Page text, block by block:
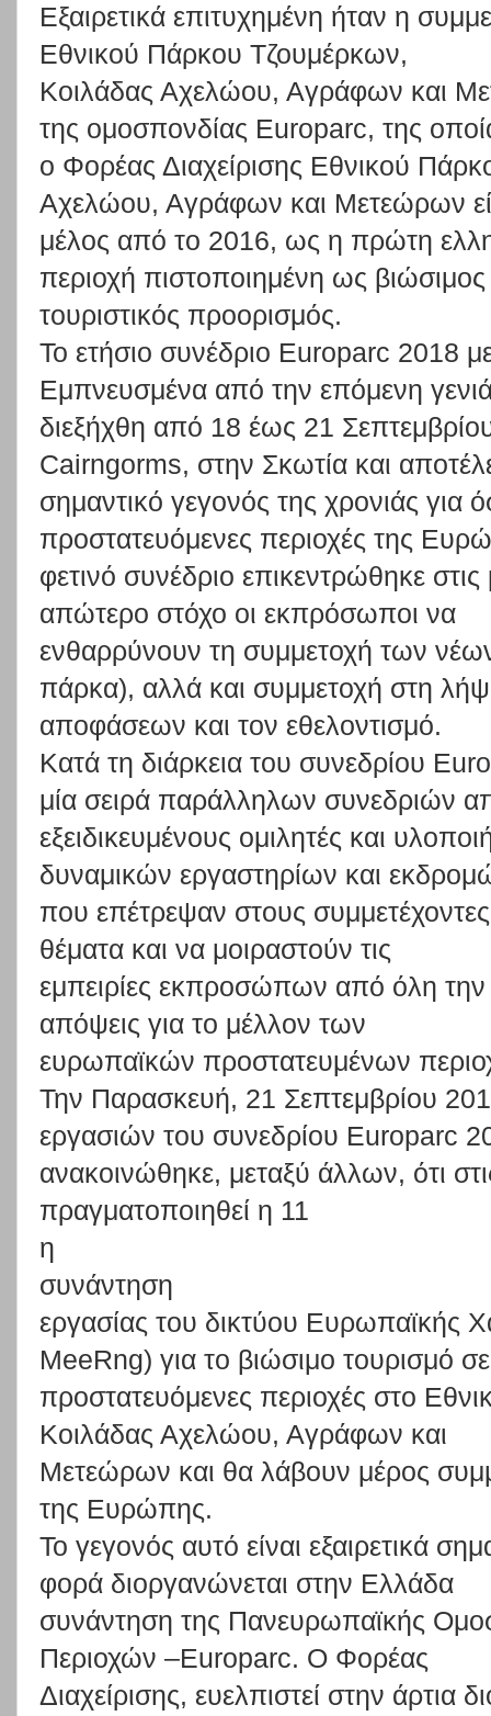
Εξαιρετικά επιτυχημένη ήταν η
Εθνικού Πάρκου Τζουμέρκων,
Κοιλάδας Αχελώου, Αγράφων και
της ομοσπονδίας Europarc, της
ο Φορέας Διαχείρισης Εθνικού
Αχελώου, Αγράφων και Μετεώρων
μέλος από το 2016, ως η πρώτη
περιοχή πιστοποιημένη ως βιώσιμος
τουριστικός προορισμός.
Το ετήσιο συνέδριο Europarc 2018
Εμπνευσμένα από την επόμενη
διεξήχθη από 18 έως 21
Cairngorms, στην Σκωτία και
σημαντικό γεγονός της χρονιάς για
προστατευόμενες περιοχές της
φετινό συνέδριο επικεντρώθηκε στις
απώτερο στόχο οι εκπρόσωποι να
ενθαρρύνουν τη συμμετοχή των
πάρκα), αλλά και συμμετοχή στη
αποφάσεων και τον εθελοντισμό.
Κατά τη διάρκεια του συνεδρίου
μία σειρά παράλληλων συνεδριών
εξειδικευμένους ομιλητές και
δυναμικών εργαστηρίων και
που επέτρεψαν στους συμμετέχοντες
θέματα και να μοιραστούν τις
εμπειρίες εκπροσώπων από όλη την
απόψεις για το μέλλον των
ευρωπαϊκών προστατευμένων
Την Παρασκευή, 21 Σεπτεμβρίου
εργασιών του συνεδρίου Europarc
ανακοινώθηκε, μεταξύ άλλων, ότι
πραγματοποιηθεί η 11
η
συνάντηση
εργασίας του δικτύου Ευρωπαϊκής
MeeRng) για το βιώσιμο τουρισμό σε
προστατευόμενες περιοχές στο
Κοιλάδας Αχελώου, Αγράφων και
Μετεώρων και θα λάβουν μέρος
της Ευρώπης.
Το γεγονός αυτό είναι εξαιρετικά
φορά διοργανώνεται στην Ελλάδα
συνάντηση της Πανευρωπαϊκής
Περιοχών –Europarc. Ο Φορέας
Διαχείρισης, ευελπιστεί στην άρτια